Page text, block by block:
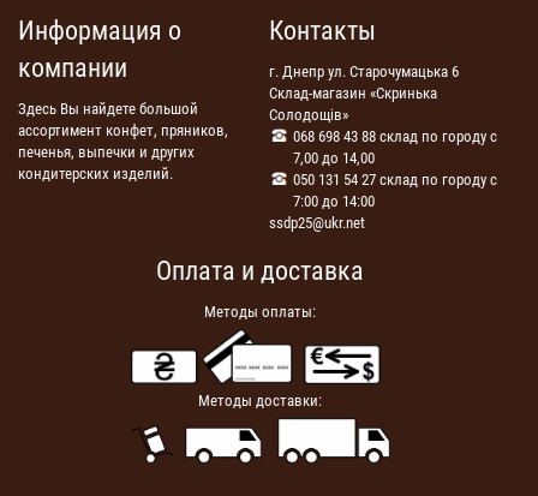
Информация о
компании
Здесь Вы найдете большой
ассортимент конфет, пряников,
печенья, выпечки и других
кондитерских изделий.
Оплата и доставка
Методы оплаты:
Методы доставки:
Контакты
г. Днепр ул. Старочумацька 6
Склад-магазин «Скринька
Солодощів»
068 698 43 88 склад по городу с
7,00 до 14,00
050 131 54 27 склад по городу с
7:00 до 14:00
ssdp25@ukr.net